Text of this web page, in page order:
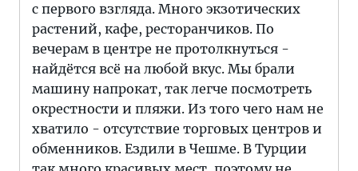
с первого взгляда. Много экзотических
растений, кафе, ресторанчиков. По
вечерам в центре не протолкнуться -
найдётся всё на любой вкус. Мы брали
машину напрокат, так легче посмотреть
окрестности и пляжи. Из того чего нам не
хватило - отсутствие торговых центров и
обменников. Ездили в Чешме. В Турции